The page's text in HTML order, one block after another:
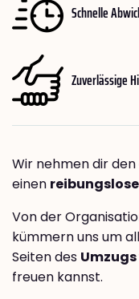
Schnelle
Zuverlässige
Wir nehmen dir
einen
Von der
kümmern uns um
Seiten des
freuen kannst.